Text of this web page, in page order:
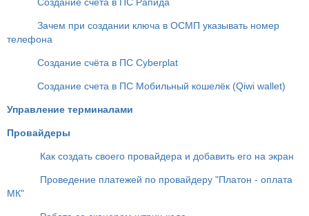
Зачем при создании ключа в ОСМП указывать номер
телефона
Создание счёта в ПС Cyberplat
Создание счета в ПС Мобильный кошелёк (Qiwi wallet)
Управление терминалами
Провайдеры
Как создать своего провайдера и добавить его на экран
Проведение платежей по провайдеру "Платон - оплата
МК"